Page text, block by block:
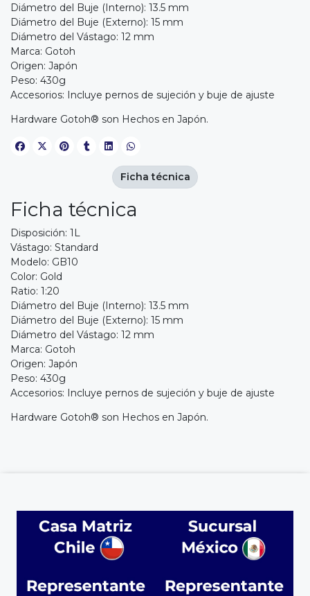
Diámetro del Buje (Interno): 13.5 mm
Diámetro del Buje (Externo): 15 mm
Diámetro del Vástago: 12 mm
Marca: Gotoh
Origen: Japón
Peso: 430g
Accesorios: Incluye pernos de sujeción y buje de ajuste
Hardware Gotoh® son Hechos en Japón.
Ficha técnica
Disposición: 1L
Vástago: Standard
Modelo: GB10
Color: Gold
Ratio: 1:20
Diámetro del Buje (Interno): 13.5 mm
Diámetro del Buje (Externo): 15 mm
Diámetro del Vástago: 12 mm
Marca: Gotoh
Origen: Japón
Peso: 430g
Accesorios: Incluye pernos de sujeción y buje de ajuste
Hardware Gotoh® son Hechos en Japón.
Ficha técnica